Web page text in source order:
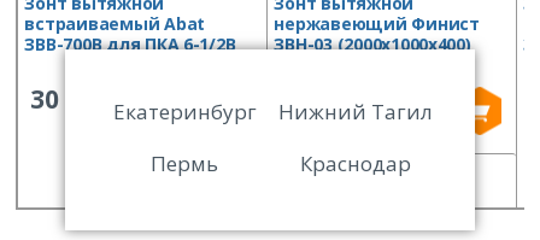
встраиваемый Abat
ЗВВ-700В для ПКА 6-1/2В
30 195
СРАВНИТЬ
нержавеющий Финист
ЗВН-03 (2000х1000х400)
24 409
Екатеринбург
Нижний Тагил
Пермь
Краснодар